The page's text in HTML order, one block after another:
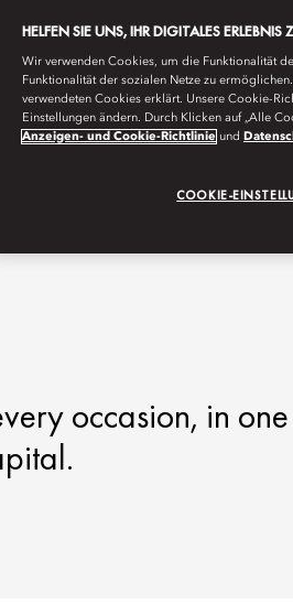
occasion, in
HELFEN SIE UNS, IHR DIGITALES ERLEBNIS
Wir verwenden Cookies, um die Funktionalität
Funktionalität der sozialen Netze zu
verwendeten Cookies erklärt. Unsere Cookie-
Einstellungen ändern. Durch Klicken auf „Alle
Anzeigen- und Cookie-Richtlinie und
COOKIE-